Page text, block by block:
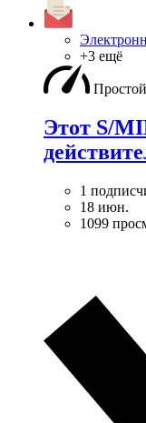
+3 ещё
Простой
Этот S/
1
18 июн.
1099